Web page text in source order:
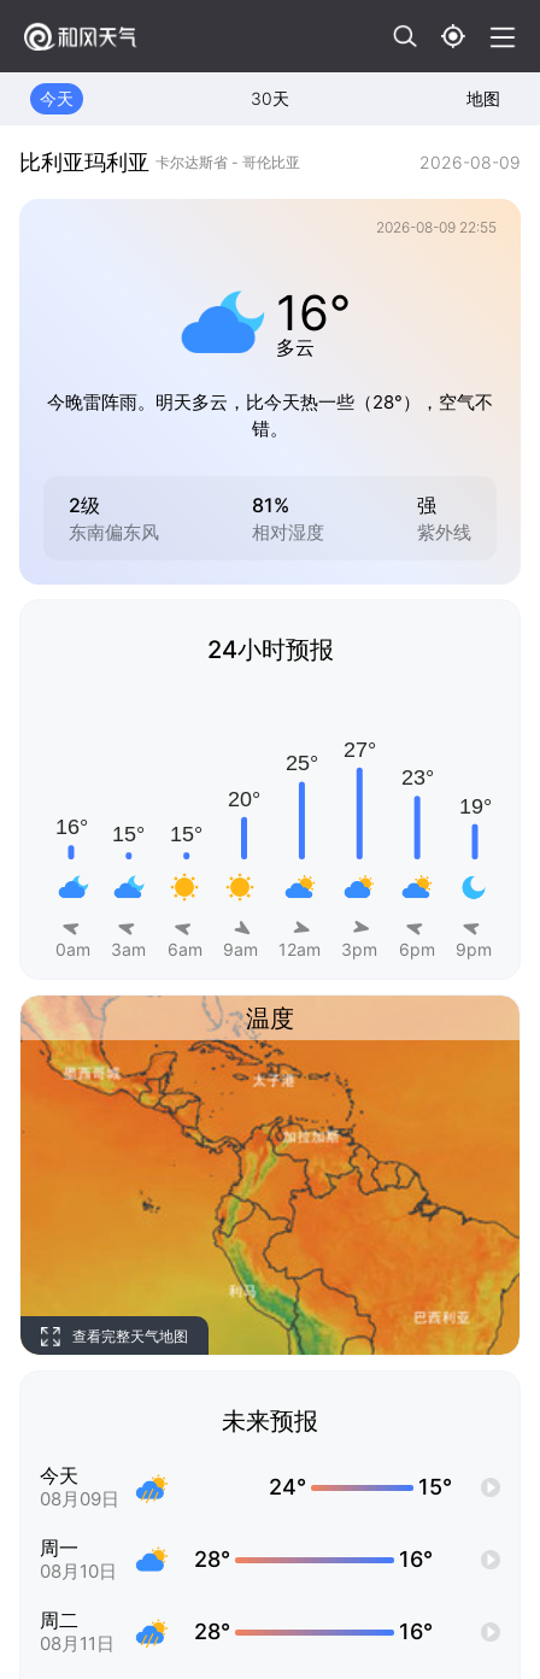
今天 30天 地图
比利亚玛利亚 卡尔达斯省 - 哥伦比亚 2026-08-09
2026-08-09 22:55
16°
多云
今晚雷阵雨。明天多云，比今天热一些（28°），空气不
错。
2级
东南偏东风
81%
相对湿度
强
紫外线
24小时预报
0am 3am 6am 9am 12am 3pm 6pm 9pm
温度
查看完整天气地图
未来预报
今天
08月09日 24° 15°
周一
08月10日 28° 16°
周二
08月11日 28° 16°